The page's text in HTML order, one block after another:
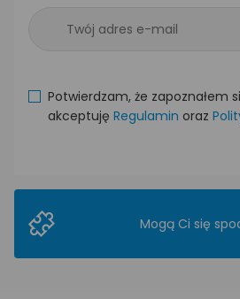
Potwierdzam, że zapoznałem
akceptuję Regulamin oraz
Mogą Ci się